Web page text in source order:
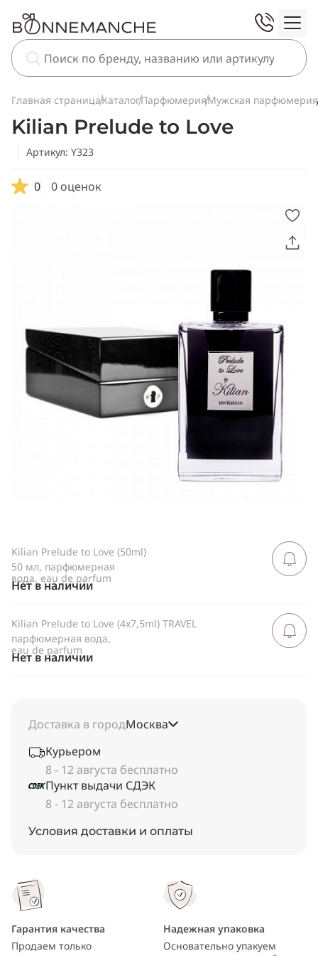
Главная страницаКаталогПарфюмерияМужская парфюмерия
Kilian Prelude to Love
Артикул: Y323
0 0 оценок
Telegram
WhatsApp
Viber
ВКонтакте
Одноклассники
Kilian Prelude to Love (50ml)
50 мл, парфюмерная
вода, eau de parfum
Нет в наличии
Сообщить
Kilian Prelude to Love (4x7,5ml) TRAVEL
парфюмерная вода,
eau de parfum
Нет в наличии
Сообщить
Доставка в городМосква
Курьером
8 - 12 августа бесплатно
Пункт выдачи СДЭК
8 - 12 августа бесплатно
Условия доставки и оплаты
Гарантия качества
Продаем только
Надежная упаковка
Основательно упакуем